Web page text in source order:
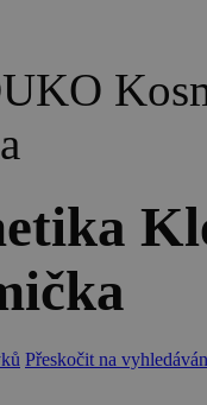
Přeskočit na